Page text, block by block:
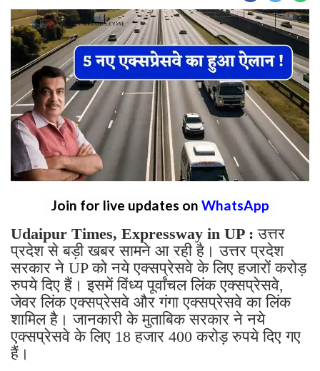
Join for live updates on WhatsApp
Udaipur Times, Expressway in UP : उत्तर
प्रदेश से बड़ी खबर सामने आ रही है। उत्तर प्रदेश
सरकार ने UP को नये एक्सप्रेसवे के लिए हजारों करोड़
रुपये दिए हैं। इसमें विंध्य पूर्वांचल लिंक एक्सप्रेसवे,
जेवर लिंक एक्सप्रेसवे और गंगा एक्सप्रेसवे का लिंक
शामिल है। जानकारी के मुताबिक सरकार ने नये
एक्सप्रेसवे के लिए 18 हजार 400 करोड़ रुपये दिए गए
हैं।